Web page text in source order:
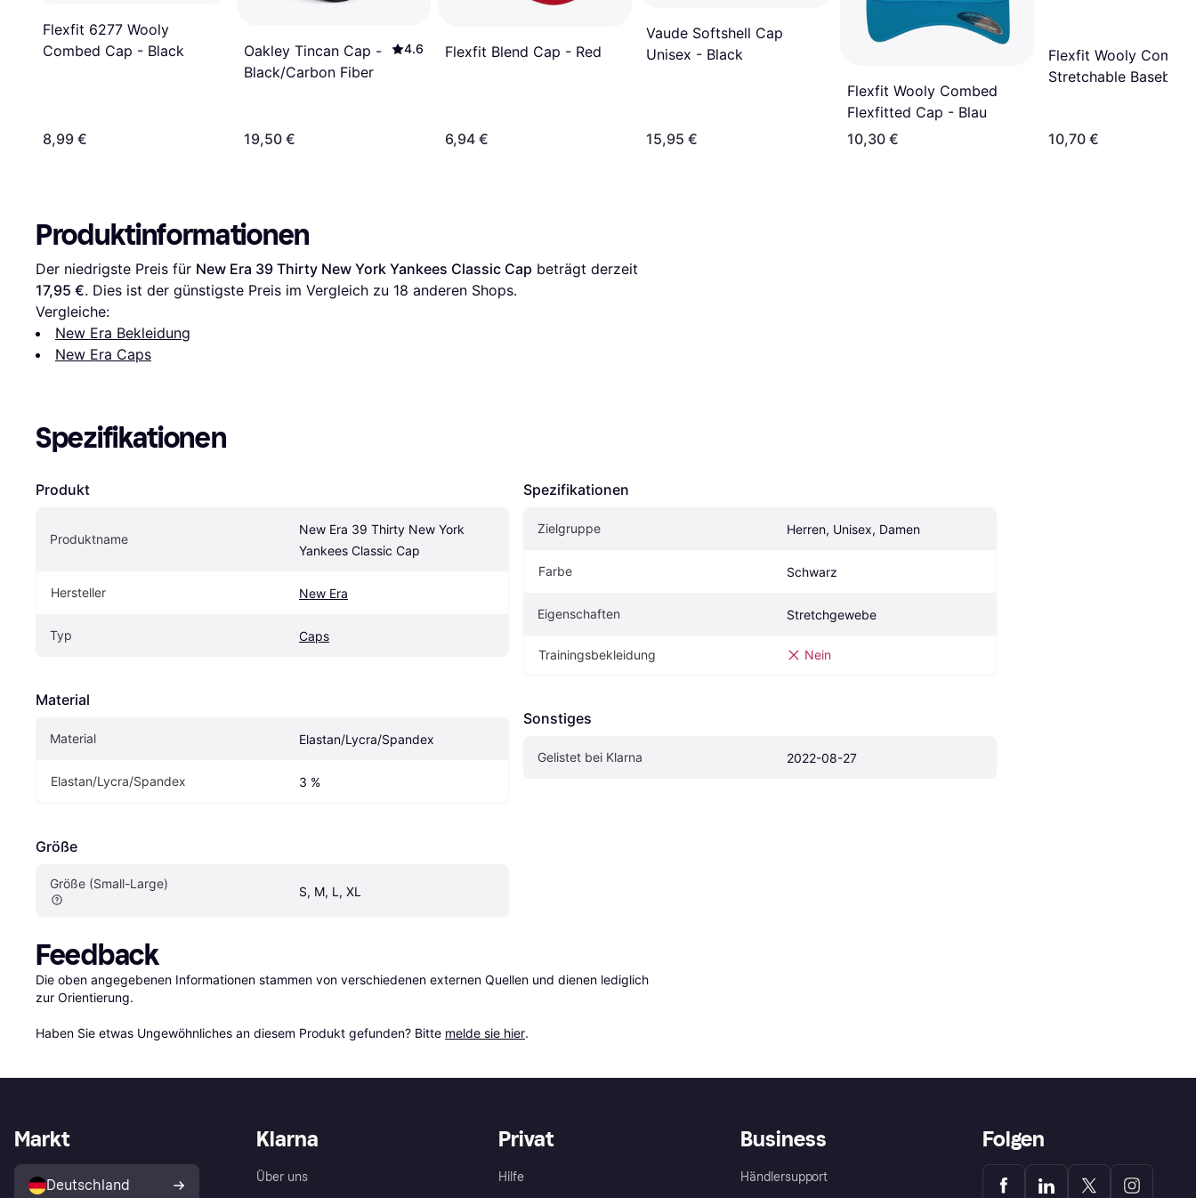
Flexfit 6277 Wooly
Combed Cap - Black
8,99 €
Oakley Tincan Cap -
Black/Carbon Fiber
4.6
19,50 €
Flexfit Blend Cap - Red
6,94 €
Vaude Softshell Cap
Unisex - Black
15,95 €
Flexfit Wooly Combed
Flexfitted Cap - Blau
10,30 €
Flexfit Wooly
Stretchable Baseball
10,70 €
Produktinformationen
Der niedrigste Preis für New Era 39 Thirty New York Yankees Classic Cap
17,95 €. Dies ist der günstigste Preis im Vergleich zu 18 anderen Shops.
Vergleiche:
New Era Bekleidung
New Era Caps
Spezifikationen
Produkt
Produktname
New Era 39 Thirty New York
Yankees Classic Cap
Hersteller New Era
Typ Caps
Material
Material Elastan/Lycra/Spandex
Elastan/Lycra/Spandex 3 %
Größe
Größe (Small-Large)
S, M, L, XL
Spezifikationen
Zielgruppe Herren, Unisex, Damen
Farbe Schwarz
Eigenschaften Stretchgewebe
Trainingsbekleidung Nein
Sonstiges
Gelistet bei Klarna 2022-08-27
Feedback
Die oben angegebenen Informationen stammen von verschiedenen externen Quellen und dienen lediglich
zur Orientierung.
Haben Sie etwas Ungewöhnliches an diesem Produkt gefunden? Bitte melde sie hier.
Klarna
Über uns
Privat
Hilfe
Business
Händlersupport
Markt
Deutschland
Folgen